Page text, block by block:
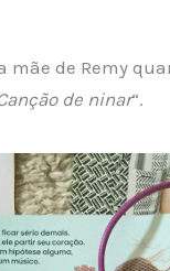
mãe de Remy
de ninar“.